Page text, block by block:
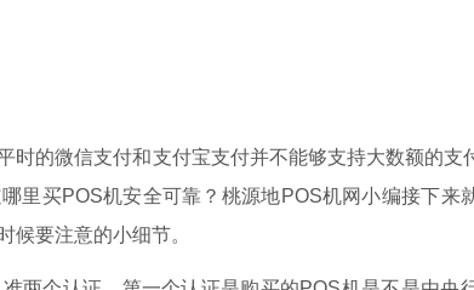
时的微信支付和支付宝支付并不能够支持大数额的支
里买POS机安全可靠？桃源地POS机网小编接下来
候要注意的小细节。